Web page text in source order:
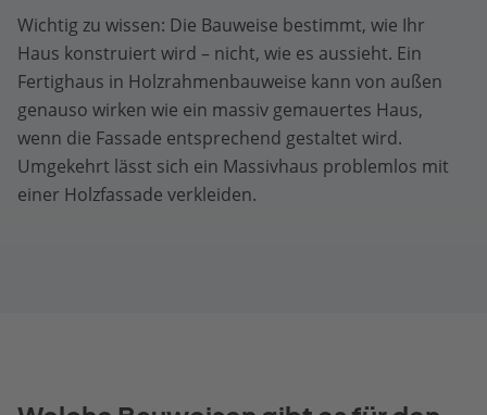
Wichtig zu wissen: Die Bauweise bestimmt, wie Ihr
Haus konstruiert wird – nicht, wie es aussieht. Ein
Fertighaus in Holzrahmenbauweise kann von außen
genauso wirken wie ein massiv gemauertes Haus,
wenn die Fassade entsprechend gestaltet wird.
Umgekehrt lässt sich ein Massivhaus problemlos mit
einer Holzfassade verkleiden.